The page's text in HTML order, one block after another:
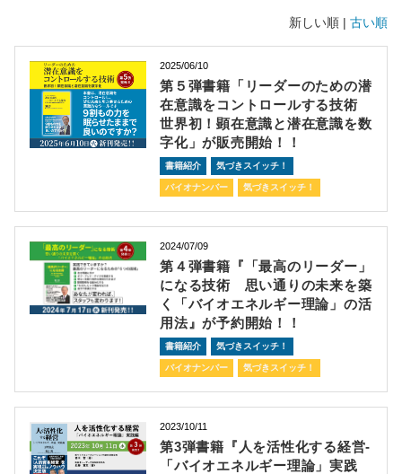
新しい順 | 古い順
2025/06/10
第５弾書籍「リーダーのための潜
在意識をコントロールする技術
世界初！顕在意識と潜在意識を数
字化」が販売開始！！
書籍紹介 気づきスイッチ！
バイオナンバー 気づきスイッチ！
2024/07/09
第４弾書籍『「最高のリーダー」
になる技術 思い通りの未来を築
く「バイオエネルギー理論」の活
用法』が予約開始！！
書籍紹介 気づきスイッチ！
バイオナンバー 気づきスイッチ！
2023/10/11
第3弾書籍『人を活性化する経営-
「バイオエネルギー理論」実践